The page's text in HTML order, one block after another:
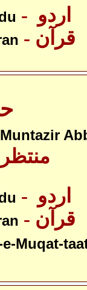
- قرآن
- قرآن
Muqat-